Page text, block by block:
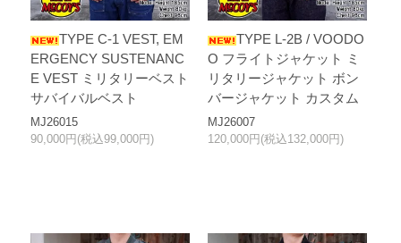
TYPE C-1 VEST, EM
ERGENCY SUSTENANC
E VEST ミリタリーベスト
サバイバルベスト
MJ26015
90,000円(税込99,000円)
TYPE L-2B / VOODO
O フライトジャケット ミ
リタリージャケット ボン
バージャケット カスタム
MJ26007
120,000円(税込132,000円)